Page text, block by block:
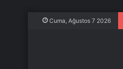
Cuma, Ağustos 7 2026